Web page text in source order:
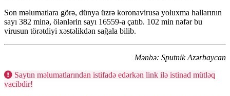
Son məlumatlara görə, dünya üzrə koronavirusa yoluxma hallarının
sayı 382 minə, ölənlərin sayı 16559-a çatıb. 102 min nəfər bu
virusun törətdiyi xəstəlikdən sağala bilib.
Mənbə: Sputnik Azərbaycan
Saytın məlumatlarından istifadə edərkən link ilə istinad mütləq
vacibdir!